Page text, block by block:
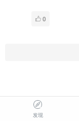
0
发现